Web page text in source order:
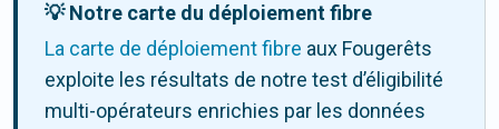
💡 Notre carte du déploiement fibre
La carte de déploiement fibre aux Fougerêts
exploite les résultats de notre test d’éligibilité
multi-opérateurs enrichies par les données